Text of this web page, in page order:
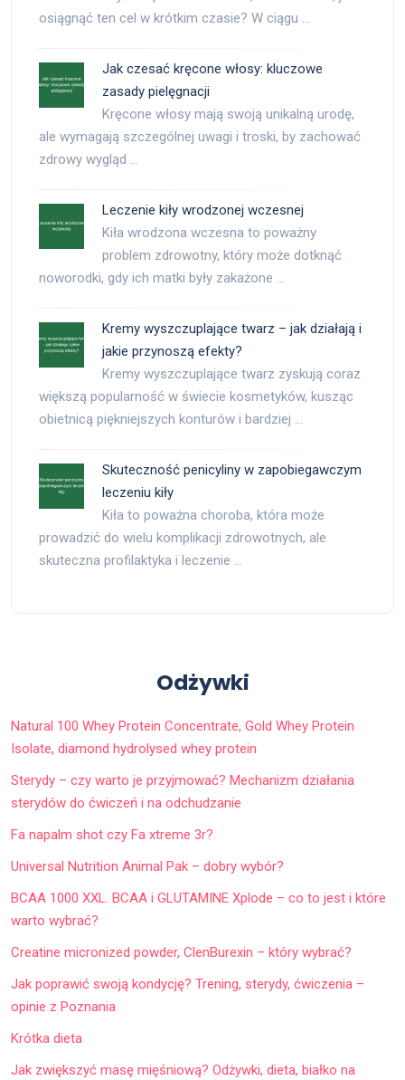
osiągnąć ten cel w krótkim czasie? W ciągu …
Jak czesać kręcone włosy: kluczowe
zasady pielęgnacji
Kręcone włosy mają swoją unikalną urodę,
ale wymagają szczególnej uwagi i troski, by zachować
zdrowy wygląd …
Leczenie kiły wrodzonej wczesnej
Kiła wrodzona wczesna to poważny
problem zdrowotny, który może dotknąć
noworodki, gdy ich matki były zakażone …
Kremy wyszczuplające twarz – jak działają i
jakie przynoszą efekty?
Kremy wyszczuplające twarz zyskują coraz
większą popularność w świecie kosmetyków, kusząc
obietnicą piękniejszych konturów i bardziej …
Skuteczność penicyliny w zapobiegawczym
leczeniu kiły
Kiła to poważna choroba, która może
prowadzić do wielu komplikacji zdrowotnych, ale
skuteczna profilaktyka i leczenie …
Odżywki
Natural 100 Whey Protein Concentrate, Gold Whey Protein
Isolate, diamond hydrolysed whey protein
Sterydy – czy warto je przyjmować? Mechanizm działania
sterydów do ćwiczeń i na odchudzanie
Fa napalm shot czy Fa xtreme 3r?
Universal Nutrition Animal Pak – dobry wybór?
BCAA 1000 XXL. BCAA i GLUTAMINE Xplode – co to jest i które
warto wybrać?
Creatine micronized powder, ClenBurexin – który wybrać?
Jak poprawić swoją kondycję? Trening, sterydy, ćwiczenia –
opinie z Poznania
Krótka dieta
Jak zwiększyć masę mięśniową? Odżywki, dieta, białko na